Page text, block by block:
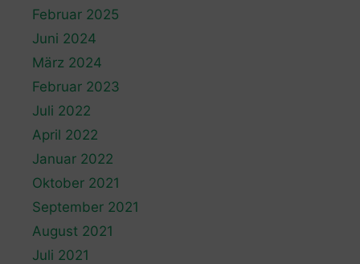
Februar 2025
Juni 2024
März 2024
Februar 2023
Juli 2022
April 2022
Januar 2022
Oktober 2021
September 2021
August 2021
Juli 2021